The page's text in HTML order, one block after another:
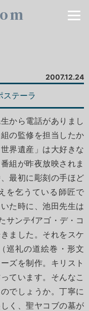
2007.12.24
ステーラ
から電話がありまし
の監修を担当したか
界遺産」は大好きな
組が昨夜放映されま
最初に彫刻の手ほど
を乞うている師匠で
た時に、池田先生は
サンテｲアゴ・デ・コ
ました。それをスケ
巡礼の道絵巻・形文
ズを制作。キリスト
ています。そんなこ
でしょうか。丁寧に
く、聖ヤコブの墓が